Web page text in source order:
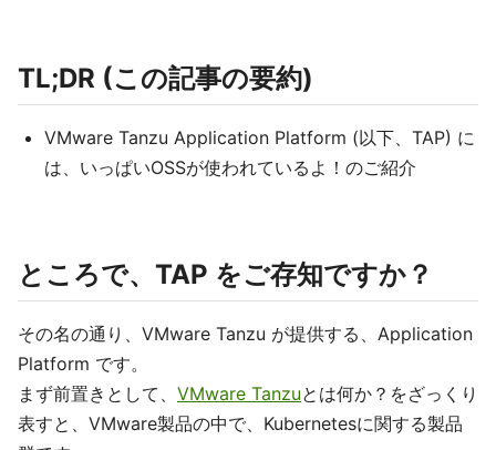
TL;DR (この記事の要約)
VMware Tanzu Application Platform (以下、TAP) に
は、いっぱいOSSが使われているよ！のご紹介
ところで、TAP をご存知ですか？
その名の通り、VMware Tanzu が提供する、Application
Platform です。
まず前置きとして、 VMware Tanzuとは何か？をざっくり
表すと、VMware製品の中で、Kubernetesに関する製品